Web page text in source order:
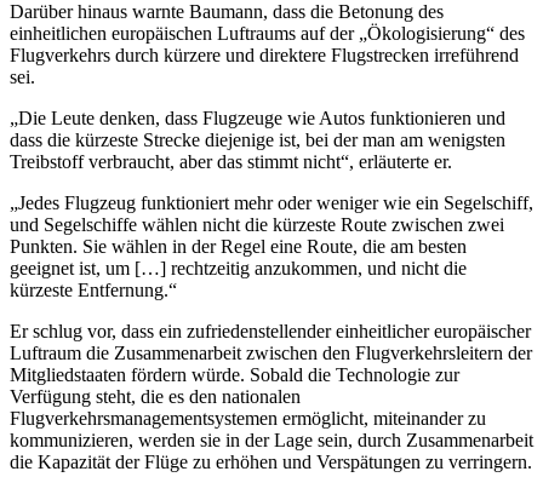
Darüber hinaus warnte Baumann, dass die Betonung des
einheitlichen europäischen Luftraums auf der „Ökologisierung“ des
Flugverkehrs durch kürzere und direktere Flugstrecken irreführend
sei.
„Die Leute denken, dass Flugzeuge wie Autos funktionieren und
dass die kürzeste Strecke diejenige ist, bei der man am wenigsten
Treibstoff verbraucht, aber das stimmt nicht“, erläuterte er.
„Jedes Flugzeug funktioniert mehr oder weniger wie ein Segelschiff,
und Segelschiffe wählen nicht die kürzeste Route zwischen zwei
Punkten. Sie wählen in der Regel eine Route, die am besten
geeignet ist, um […] rechtzeitig anzukommen, und nicht die
kürzeste Entfernung.“
Er schlug vor, dass ein zufriedenstellender einheitlicher europäischer
Luftraum die Zusammenarbeit zwischen den Flugverkehrsleitern der
Mitgliedstaaten fördern würde. Sobald die Technologie zur
Verfügung steht, die es den nationalen
Flugverkehrsmanagementsystemen ermöglicht, miteinander zu
kommunizieren, werden sie in der Lage sein, durch Zusammenarbeit
die Kapazität der Flüge zu erhöhen und Verspätungen zu verringern.